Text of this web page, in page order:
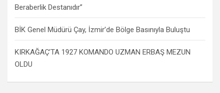
Beraberlik Destanıdır”
BİK Genel Müdürü Çay, İzmir’de Bölge Basınıyla Buluştu
KIRKAĞAÇ’TA 1927 KOMANDO UZMAN ERBAŞ MEZUN
OLDU